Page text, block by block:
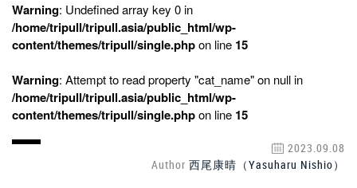
Warning: Undefined array key 0 in
/home/tripull/tripull.asia/public_html/wp-
content/themes/tripull/single.phpon line 15
Warning: Attempt to read property "cat_name" on null in
/home/tripull/tripull.asia/public_html/wp-
content/themes/tripull/single.phpon line 15
2023.09.08
Author 西尾康晴（Yasuharu Nishio）